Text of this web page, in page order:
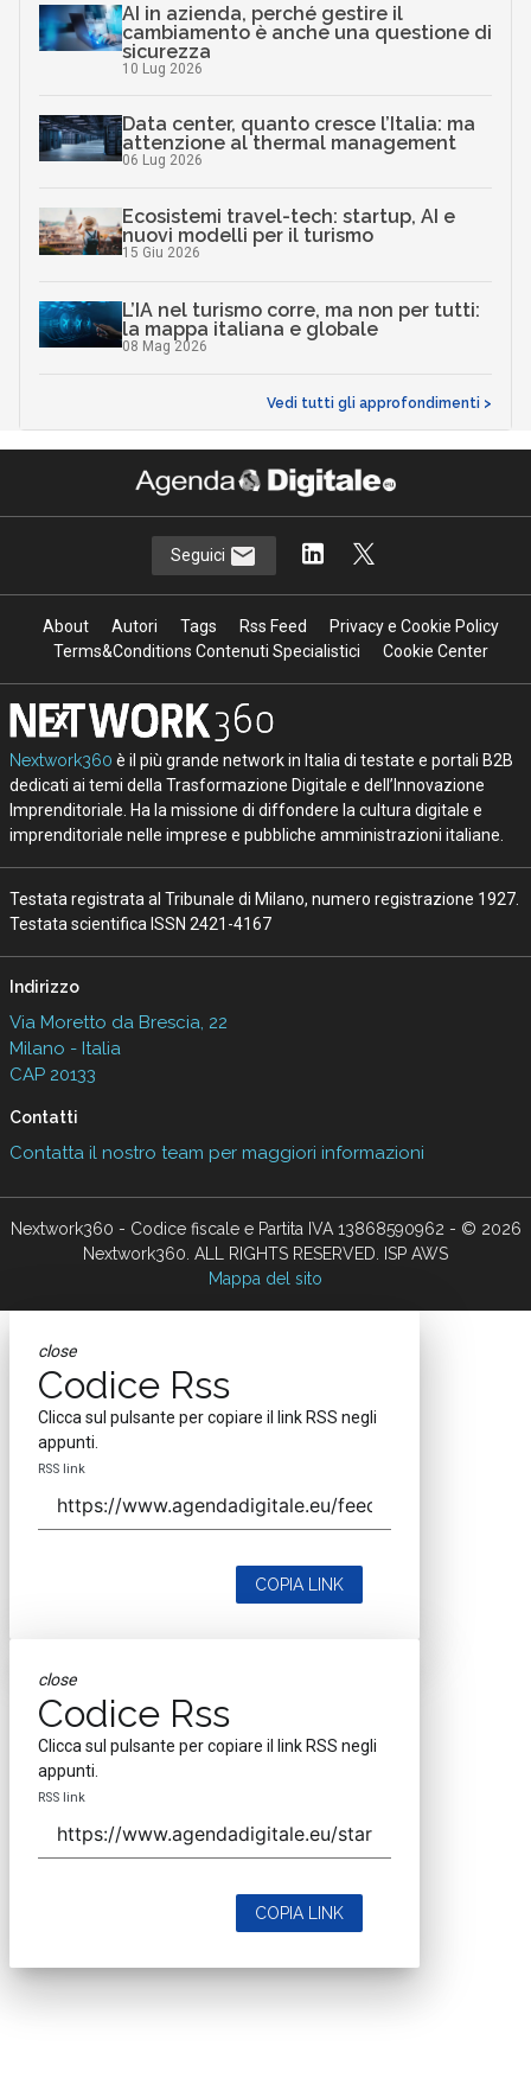
AI in azienda, perché gestire il
cambiamento è anche una questione di
sicurezza
10 Lug 2026
Data center, quanto cresce l’Italia: ma
attenzione al thermal management
06 Lug 2026
Ecosistemi travel-tech: startup, AI e
nuovi modelli per il turismo
15 Giu 2026
L’IA nel turismo corre, ma non per tutti:
la mappa italiana e globale
08 Mag 2026
Vedi tutti gli approfondimenti >
Seguici
About Autori Tags Rss Feed
Privacy e Cookie Policy
Terms&Conditions Contenuti Specialistici
Cookie Center
Nextwork360 è il più grande network in Italia di testate e portali B2B
dedicati ai temi della Trasformazione Digitale e dell’Innovazione
Imprenditoriale. Ha la missione di diffondere la cultura digitale e
imprenditoriale nelle imprese e pubbliche amministrazioni italiane.
Testata registrata al Tribunale di Milano, numero registrazione 1927.
Testata scientifica ISSN 2421-4167
Indirizzo
Via Moretto da Brescia, 22
Milano - Italia
CAP 20133
Contatti
Contatta il nostro team per maggiori informazioni
Nextwork360 - Codice fiscale e Partita IVA 13868590962 - © 2026
Nextwork360. ALL RIGHTS RESERVED. ISP AWS
Mappa del sito
close
Codice Rss
Clicca sul pulsante per copiare il link RSS negli
appunti.
RSS link
COPIA LINK
close
Codice Rss
Clicca sul pulsante per copiare il link RSS negli
appunti.
RSS link
COPIA LINK